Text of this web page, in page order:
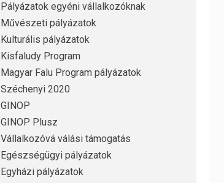
Pályázatok egyéni vállalkozóknak
Művészeti pályázatok
Kulturális pályázatok
Kisfaludy Program
Magyar Falu Program pályázatok
Széchenyi 2020
GINOP
GINOP Plusz
Vállalkozóvá válási támogatás
Egészségügyi pályázatok
Egyházi pályázatok